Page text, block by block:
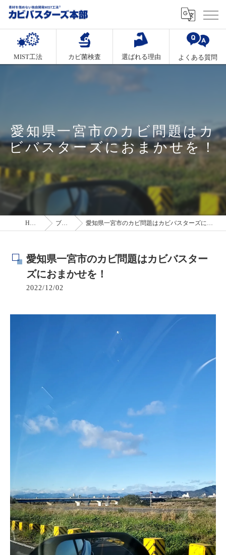
MIST工法 カビ菌検査 選ばれる理由 よくある質問
愛知県一宮市のカビ問題はカ
ビバスターズにおまかせを！
HOME ブログ 愛知県一宮市のカビ問題はカビバスターズにおまかせを！
愛知県一宮市のカビ問題はカビバスター
ズにおまかせを！
2022/12/02